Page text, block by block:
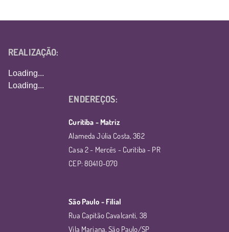
REALIZAÇÃO:
Loading...
Loading...
ENDEREÇOS:
Curitiba - Matriz
Alameda Júlia Costa, 362
Casa 2 - Mercês - Curitiba - PR
CEP: 80410-070
São Paulo - Filial
Rua Capitão Cavalcanti, 38
Vila Mariana, São Paulo/SP